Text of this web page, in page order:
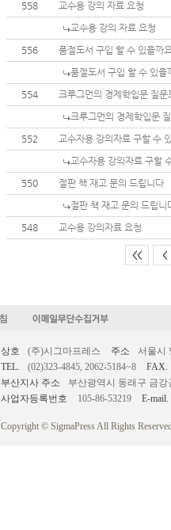
558
교수용 강의 자료 요청
교수용 강의 자료 요청
556
품절도서 구입 할 수 있을까
품절도서 구입 할 수 있을
554
크루그먼의 경제학입문 질문
크루그먼의 경제학입문
552
교수자용 강의자료 구할 수
교수자용 강의자료 구할
550
절판 책 재고 문의 드립니다
절판 책 재고 문의 드립니
548
교수용 강의자료 요청
<< <
상호 (주)시그마프레스 주소
서울시
TEL.
(02)323-4845, 2062-5184~8
FAX.
부산지사 주소
부산광역시 동래구 금강
사업자등록번호
105-86-53219 E-mail.
Copyright © SigmaPress All Rights